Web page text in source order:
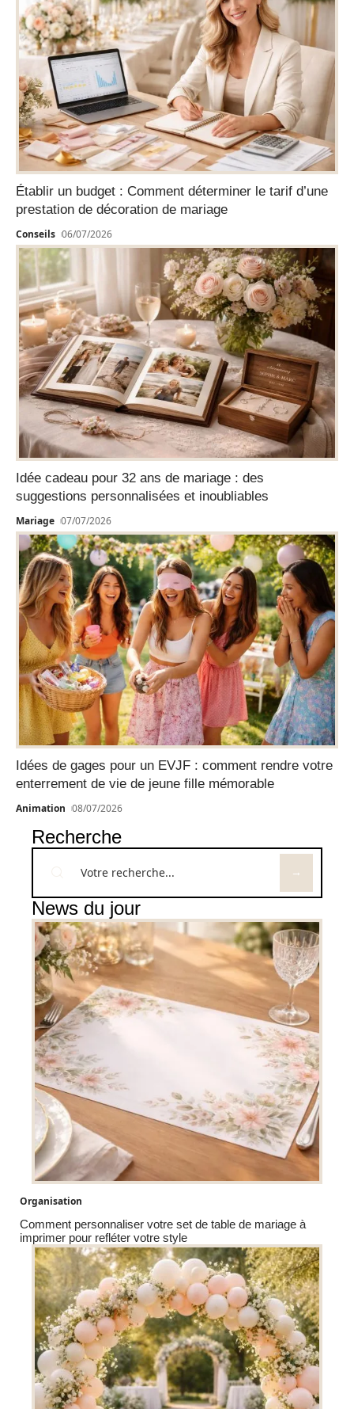
Établir un budget : Comment déterminer le tarif d’une
prestation de décoration de mariage
Conseils 06/07/2026
Idée cadeau pour 32 ans de mariage : des
suggestions personnalisées et inoubliables
Mariage 07/07/2026
Idées de gages pour un EVJF : comment rendre votre
enterrement de vie de jeune fille mémorable
Animation 08/07/2026
Recherche
News du jour
Organisation
Comment personnaliser votre set de table de mariage à
imprimer pour refléter votre style